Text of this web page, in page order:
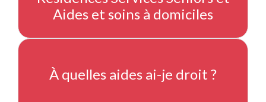
Aides et soins à domiciles
À quelles aides ai-je droit ?